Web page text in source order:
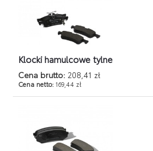
Klocki hamulcowe tylne
Cena brutto: 208,41 zł
Cena netto:169,44 zł